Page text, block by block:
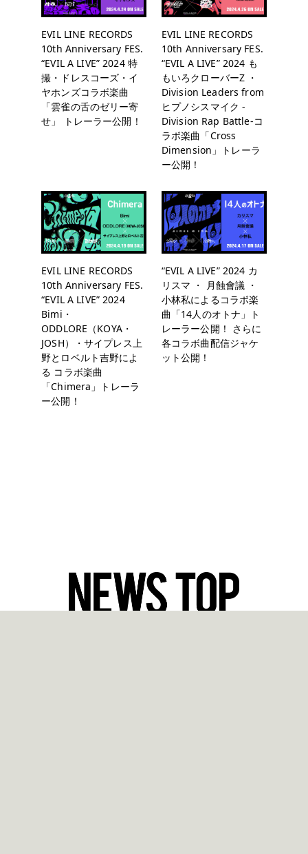
EVIL LINE RECORDS
10th Anniversary FES.
“EVIL A LIVE” 2024 特
撮・ドレスコーズ・イ
ヤホンズコラボ楽曲
「雲雀の舌のゼリー寄
せ」 トレーラー公開！
EVIL LINE RECORDS
10th Anniversary FES.
“EVIL A LIVE” 2024 も
もいろクローバーZ ・
Division Leaders from
ヒプノシスマイク -
Division Rap Battle-コ
ラボ楽曲「Cross
Dimension」トレーラ
ー公開！
EVIL LINE RECORDS
10th Anniversary FES.
“EVIL A LIVE” 2024
Bimi・
ODDLORE（KOYA・
JOSH）・サイプレス上
野とロベルト吉野によ
る コラボ楽曲
「Chimera」トレーラ
ー公開！
“EVIL A LIVE” 2024 カ
リスマ ・ 月蝕會議 ・
小林私によるコラボ楽
曲「14人のオトナ」ト
レーラー公開！ さらに
各コラボ曲配信ジャケ
ット公開！